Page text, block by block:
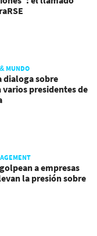
MUNDO
dialoga sobre
varios presidentes de
a empresas
la presión sobre